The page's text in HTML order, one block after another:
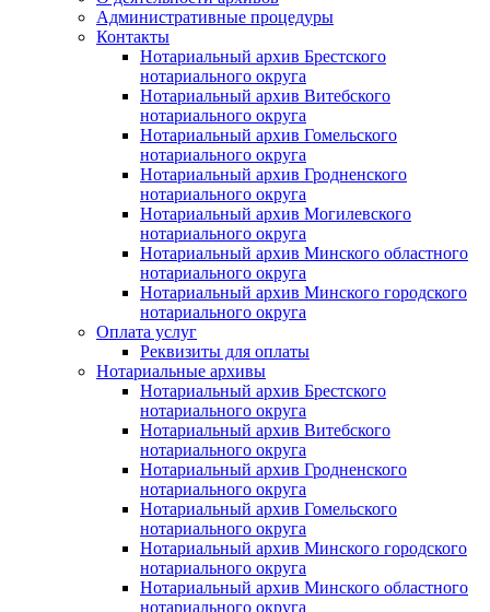
Административные процедуры
Контакты
Нотариальный архив Брестского
нотариального округа
Нотариальный архив Витебского
нотариального округа
Нотариальный архив Гомельского
нотариального округа
Нотариальный архив Гродненского
нотариального округа
Нотариальный архив Могилевского
нотариального округа
Нотариальный архив Минского областного
нотариального округа
Нотариальный архив Минского городского
нотариального округа
Оплата услуг
Реквизиты для оплаты
Нотариальные архивы
Нотариальный архив Брестского
нотариального округа
Нотариальный архив Витебского
нотариального округа
Нотариальный архив Гродненского
нотариального округа
Нотариальный архив Гомельского
нотариального округа
Нотариальный архив Минского городского
нотариального округа
Нотариальный архив Минского областного
нотариального округа